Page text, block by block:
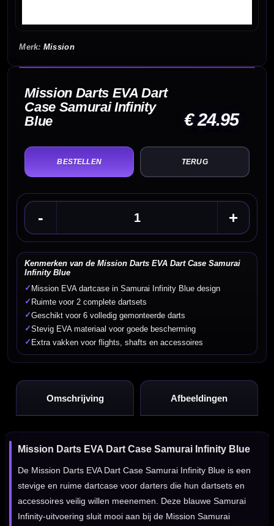
Mission
Mission Darts EVA Dart
Case Samurai Infinity
Blue
€ 24.95
TERUG
Kenmerken van de Mission Darts EVA Dart Case Samurai
Infinity Blue
✓ Mission EVA dartcase in Samurai Infinity Blue design
✓ Ruimte voor 2 complete dartsets
✓Geschikt voor 6 volledig gemonteerde darts
✓Stevig EVA materiaal voor goede bescherming
✓ Extra vakken voor flights, shafts en accessoires
- +
Omschrijving Afbeeldingen
Mission Darts EVA Dart Case Samurai Infinity Blue
De Mission Darts EVA Dart Case Samurai Infinity Blue is een
stevige en ruime dartcase voor darters die hun dartsets en
accessoires veilig willen meenemen. Deze blauwe Samurai
Infinity-uitvoering sluit mooi aan bij de Mission Samurai